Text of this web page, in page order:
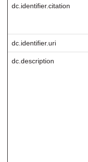
dc.identifier.citation
dc.identifier.uri
dc.description